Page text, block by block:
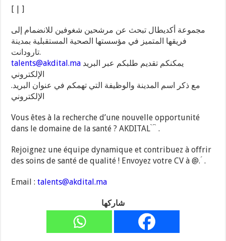
[ | ]
مجموعة أكديطال تبحث عن مرشحين شغوفين للانضمام إلى
فريقها المتميز في مؤسستها الصحية المستقبلية بمدينة
تارودانت.
talents@akdital.ma
الإلكتروني
.مع ذكر اسم المدينة والوظيفة التي تهمكم في عنوان البريد
الإلكتروني
Vous êtes à la recherche d’une nouvelle opportunité
dans le domaine de la santé ? AKDITAL ̀ ́ ̀ .
Rejoignez une équipe dynamique et contribuez à offrir
des soins de santé de qualité ! Envoyez votre CV à @. ́ .
Email :talents@akdital.ma
شاركها